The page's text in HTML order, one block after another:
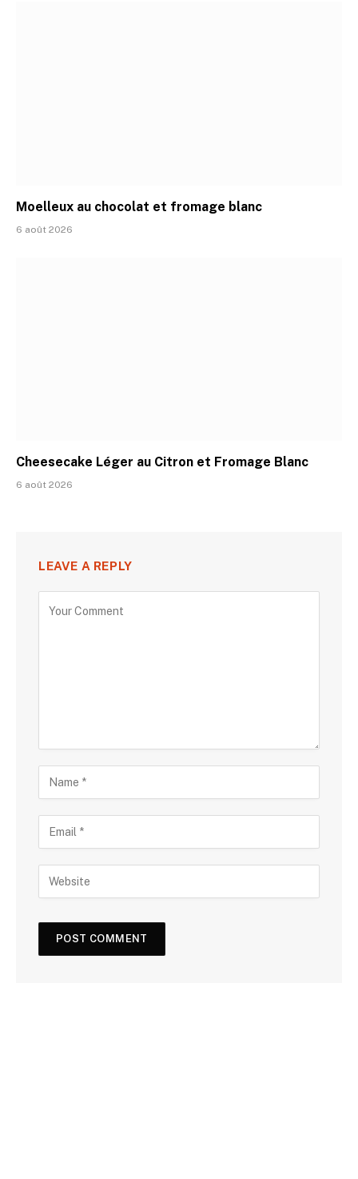
Moelleux au chocolat et fromage blanc
6 août 2026
Cheesecake Léger au Citron et Fromage Blanc
6 août 2026
LEAVE A REPLY